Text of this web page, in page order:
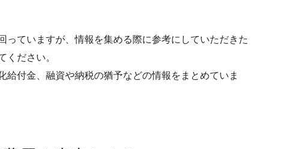
っていますが、情報を集める際に参考にしていただきた
ください。
付金、融資や納税の猶予などの情報をまとめていま